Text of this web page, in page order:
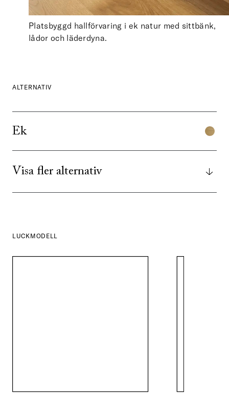
Platsbyggd hallförvaring i ek natur med sittbänk,
lådor och läderdyna.
ALTERNATIV
Ek
Visa fler alternativ
LUCKMODELL